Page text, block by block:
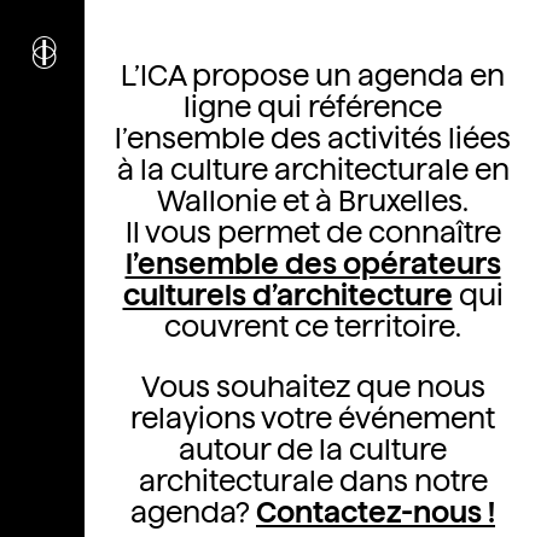
i
rchitecture
Wallonie-Bruxelles
L’ICA propose un agenda en
ligne qui référence
l’ensemble des activités liées
à la culture architecturale en
Wallonie et à Bruxelles.
Il vous permet de connaître
l’ensemble des opérateurs
culturels d’architecture qui
couvrent ce territoire.
Vous souhaitez que nous
relayions votre événement
autour de la culture
architecturale dans notre
agenda? Contactez-nous !